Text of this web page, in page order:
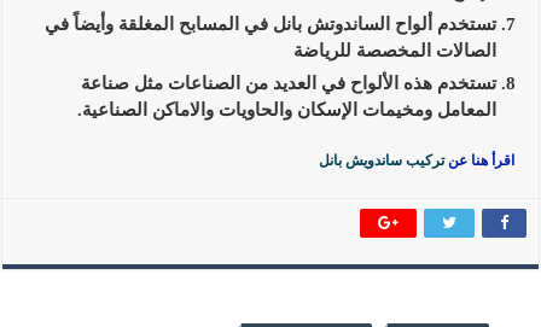
تستخدم ألواح الساندوتش بانل في المسابح المغلقة وأيضاً في
الصالات المخصصة للرياضة
تستخدم هذه الألواح في العديد من الصناعات مثل صناعة
المعامل ومخيمات الإسكان والحاويات والاماكن الصناعية.
اقرأ هنا عنتركيب ساندويش بانل